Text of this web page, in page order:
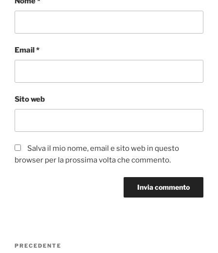
Email*
Sito web
Salva il mio nome, email e sito web in questo
browser per la prossima volta che commento.
Articolo
PRECEDENTE